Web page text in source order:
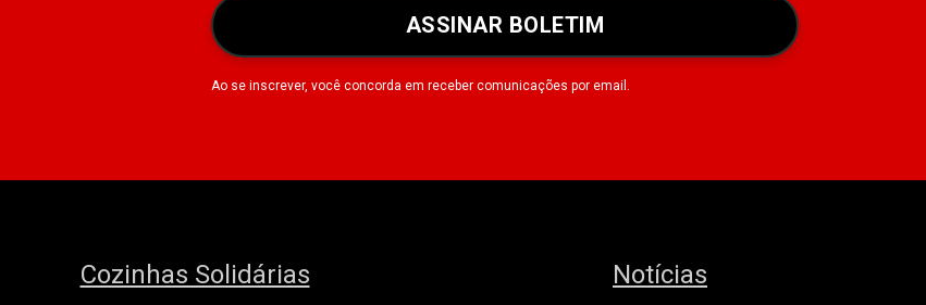
ASSINAR BOLETIM
Ao se inscrever, você concorda em receber comunicações por email.
Cozinhas Solidárias Notícias